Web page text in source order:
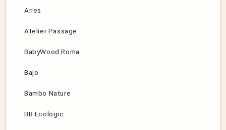
Aries
Atelier Passage
BabyWood Roma
Bajo
Bambo Nature
BB Ecologic